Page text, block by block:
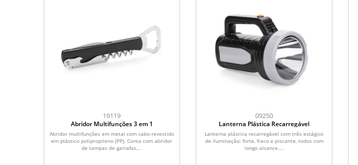
19119
Abridor Multifunções 3 em 1
Abridor multifunções em metal com cabo revestido
em plástico polipropileno (PP). Conta com abridor
de tampas de garrafas,...
09250
Lanterna Plástica Recarregável
Lanterna plástica recarregável com três estágios
de iluminação: forte, fraco e piscante, todos com
longo alcance....